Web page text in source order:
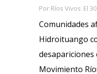
Por Ríos Vivos El
Comunidades
Hidroituango
desapariciones
Movimiento